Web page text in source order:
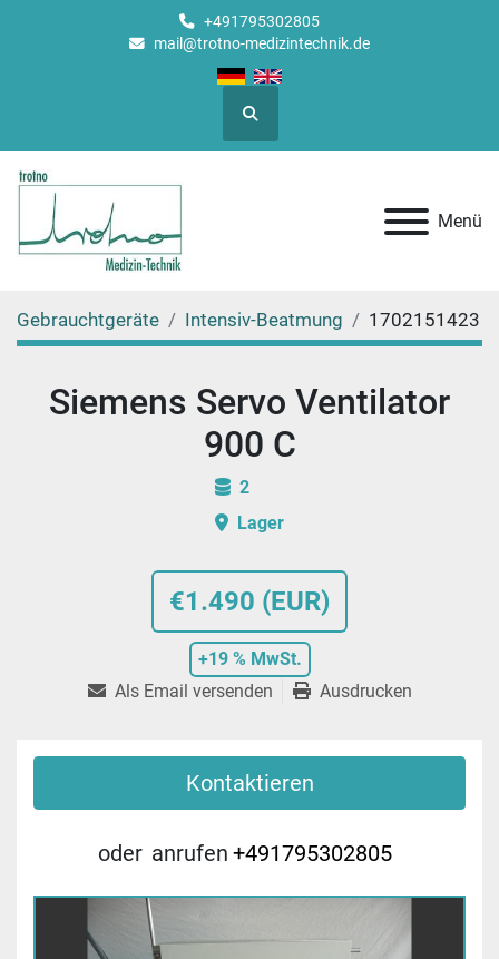
+491795302805
mail@trotno-medizintechnik.de
Suche
Menü
Gebrauchtgeräte Intensiv-Beatmung 1702151423
€1.490 (EUR)
+19 % MwSt.
Siemens Servo Ventilator
900 C
2
Lager
Als Email versenden Ausdrucken
Kontaktieren
oder anrufen +491795302805